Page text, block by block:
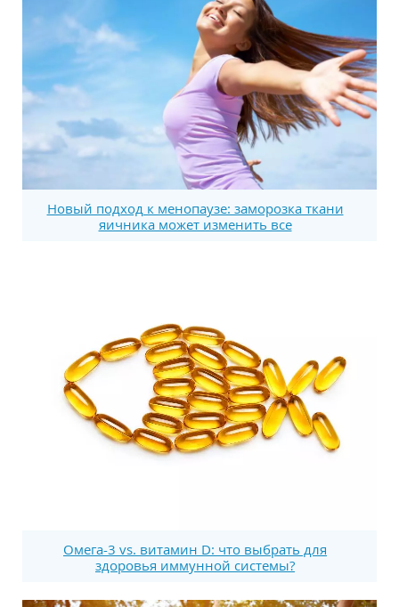
Новый подход к менопаузе: заморозка ткани
яичника может изменить все
Омега-3 vs. витамин D: что выбрать для
здоровья иммунной системы?